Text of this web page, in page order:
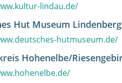
lindau.de/
Hut Museum Lindenberg
hutmuseum.de/
Hohenelbe/